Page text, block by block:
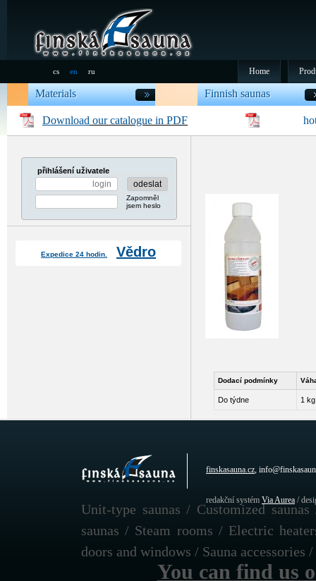
cs en ru Home
Materials Finnish saunas
Download our catalogue in PDF
Dodací podmínky
Do týdne 1 kg
přihlášení uživatele
Zapomněl
jsem heslo
Expedice 24 hodin. Vědro
finskasauna.cz,
redakční systém Via Aurea /
Unit-type saunas / Customized
saunas / Steam rooms / Electric
doors and windows / Sauna
You can find us